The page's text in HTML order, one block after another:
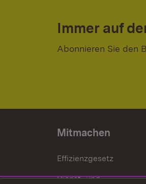
Immer auf
Abonnieren Sie den
Mitmachen
Effizienzgesetz
Dienst- und